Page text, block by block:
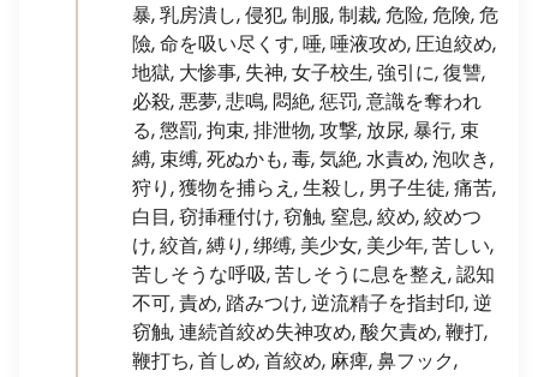
暴, 乳房潰し, 侵犯, 制服, 制裁, 危险, 危険, 危
險, 命を吸い尽くす, 唾, 唾液攻め, 圧迫絞め,
地獄, 大惨事, 失神, 女子校生, 強引に, 復讐,
必殺, 悪夢, 悲鳴, 悶絶, 惩罚, 意識を奪われ
る, 懲罰, 拘束, 排泄物, 攻撃, 放尿, 暴行, 束
縛, 束缚, 死ぬかも, 毒, 気絶, 水責め, 泡吹き,
狩り, 獲物を捕らえ, 生殺し, 男子生徒, 痛苦,
白目, 窃挿種付け, 窃触, 窒息, 絞め, 絞めつ
け, 絞首, 縛り, 绑缚, 美少女, 美少年, 苦しい,
苦しそうな呼吸, 苦しそうに息を整え, 認知
不可, 責め, 踏みつけ, 逆流精子を指封印, 逆
窃触, 連続首絞め失神攻め, 酸欠責め, 鞭打,
鞭打ち, 首しめ, 首絞め, 麻痺, 鼻フック,